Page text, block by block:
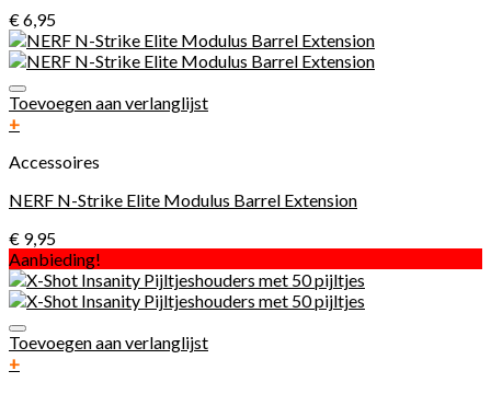
€6,95
Toevoegen aan verlanglijst
+
Accessoires
NERF N-Strike Elite Modulus Barrel Extension
€ 9,95
Aanbieding!
Toevoegen aan verlanglijst
+